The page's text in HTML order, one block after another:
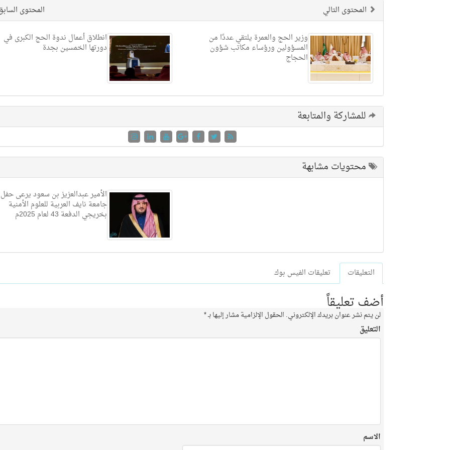
المحتوى المحتوى التالي
انطلاق أعمال ندوة الحج الكبرى في
دورتها الخمسين بجدة
وزير الحج والعمرة يلتقي عددًا من
المسؤولين ورؤساء مكاتب شؤون
الحجاج
للمشاركة والمتابعة
محتويات مشابهة
الأمير عبدالعزيز بن سعود يرعى حفل
جامعة نايف العربية للعلوم الأمنية
بخريجي الدفعة 43 لعام 2025م
التعليقات تعليقات الفيس بوك
أضف تعليقاً
لن يتم نشر عنوان بريدك الإلكتروني. الحقول الإلزامية مشار إليها بـ*
التعليق
الاسم